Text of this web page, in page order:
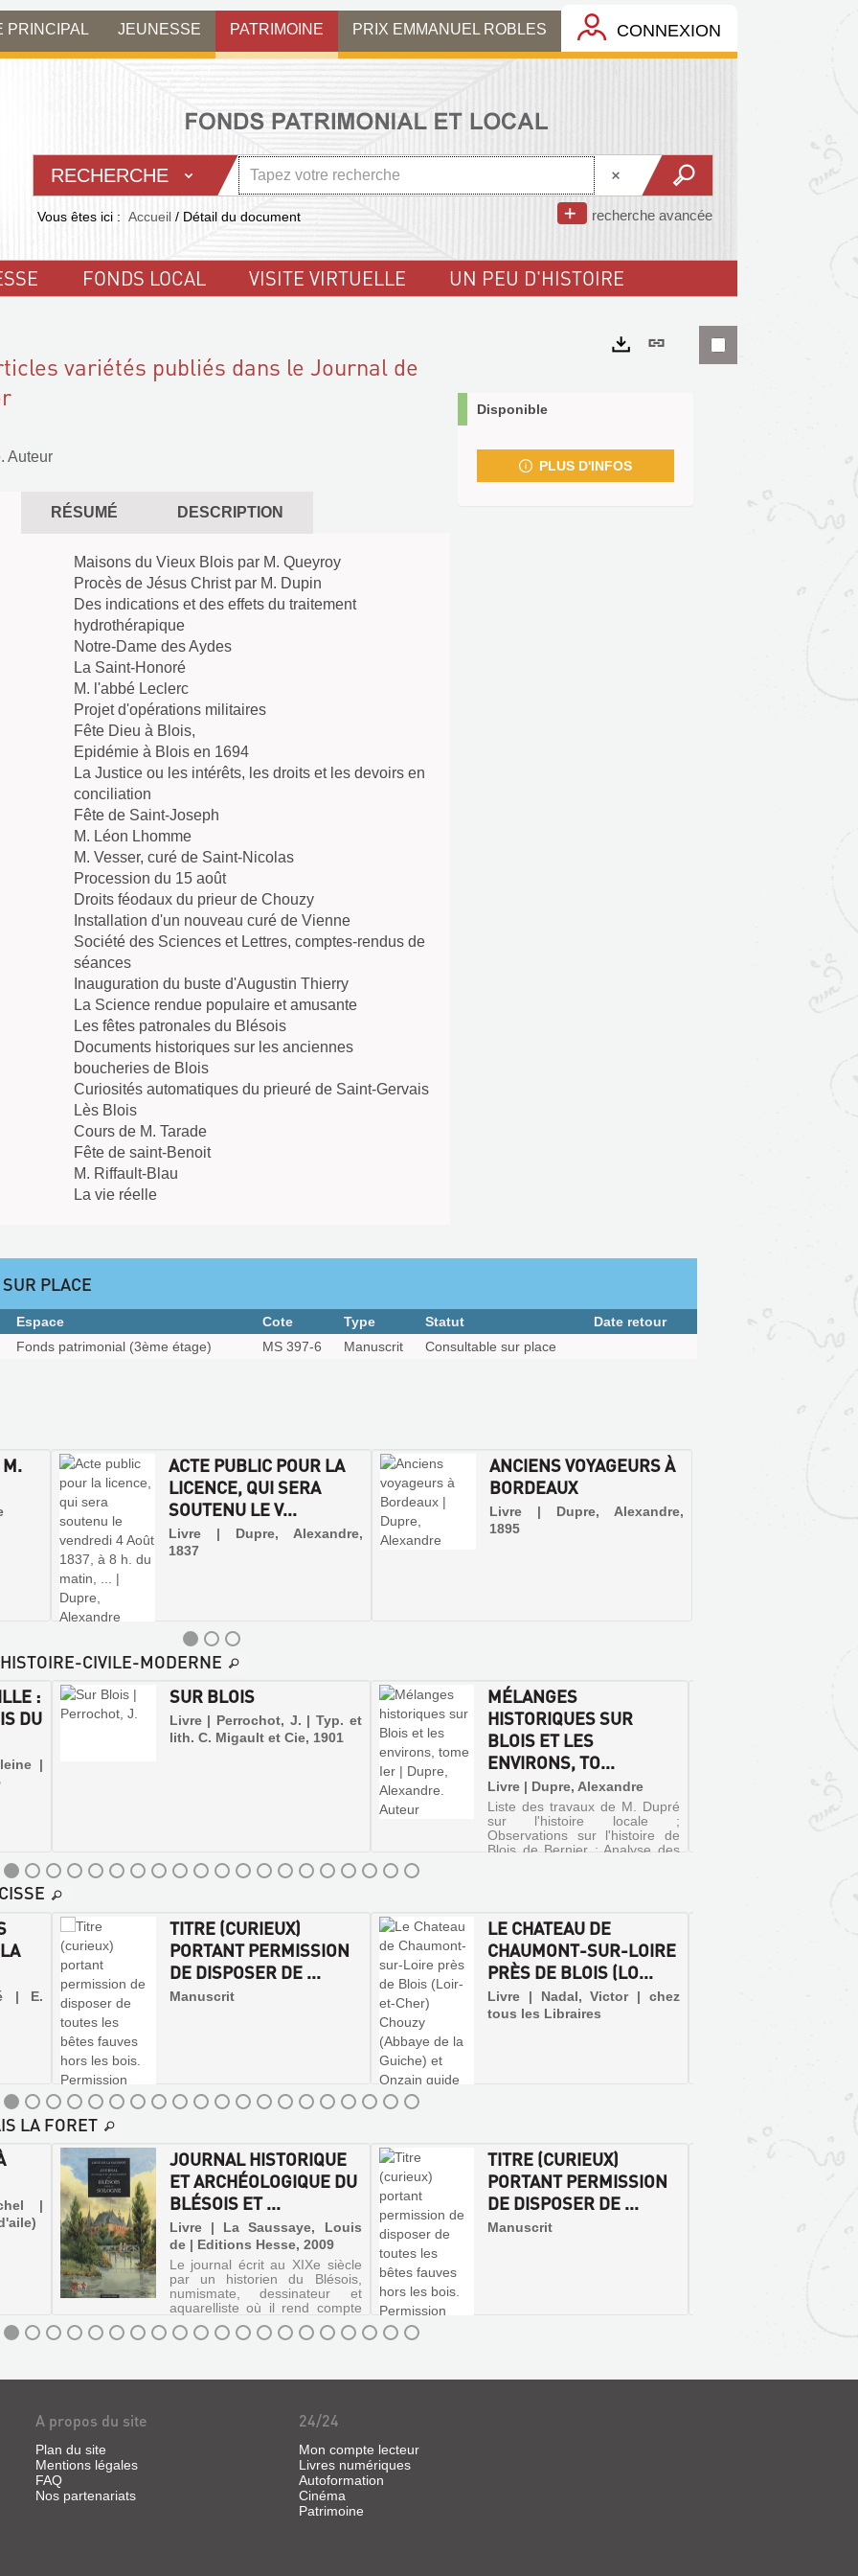
PRINCIPAL JEUNESSE PATRIMOINE PRIX EMMANUEL ROBLES CONNEXION
RECHERCHE
recherche avancée
Vous êtes ici : Accueil / Détail du document
FONDS LOCAL VISITE VIRTUELLE UN PEU D'HISTOIRE
variétés publiés dans le Journal de
Auteur
RÉSUMÉ DESCRIPTION
Maisons du Vieux Blois par M. Queyroy
Procès de Jésus Christ par M. Dupin
Des indications et des effets du traitement
hydrothérapique
Notre-Dame des Aydes
La Saint-Honoré
M. l'abbé Leclerc
Projet d'opérations militaires
Fête Dieu à Blois,
Epidémie à Blois en 1694
La Justice ou les intérêts, les droits et les devoirs en
conciliation
Fête de Saint-Joseph
M. Léon Lhomme
M. Vesser, curé de Saint-Nicolas
Procession du 15 août
Droits féodaux du prieur de Chouzy
Installation d'un nouveau curé de Vienne
Société des Sciences et Lettres, comptes-rendus de
séances
Inauguration du buste d'Augustin Thierry
La Science rendue populaire et amusante
Les fêtes patronales du Blésois
Documents historiques sur les anciennes
boucheries de Blois
Curiosités automatiques du prieuré de Saint-Gervais
Lès Blois
Cours de M. Tarade
Fête de saint-Benoit
M. Riffault-Blau
La vie réelle
Lien
Disponible
PLUS D'INFOS
PLACE
Espace Cote Type Statut
Date retour
Fonds patrimonial (3ème étage) MS 397-6 Manuscrit Consultable sur place
ACTE PUBLIC POUR LA
LICENCE, QUI SERA
SOUTENU LE V...
Livre | Dupre, Alexandre,
1837
ANCIENS VOYAGEURS À
BORDEAUX
Livre | Dupre, Alexandre,
1895
M.
CIVILE-MODERNE
SUR BLOIS
Livre | Perrochot, J. | Typ. et
lith. C. Migault et Cie, 1901
MÉLANGES
HISTORIQUES SUR
BLOIS ET LES
ENVIRONS, TO...
Livre | Dupre, Alexandre
Liste des travaux de M. Dupré
sur l'histoire locale ;
Observations sur l'histoire de
Blois de Bernier ; Analyse des
:
DU
|
TITRE (CURIEUX)
PORTANT PERMISSION
DE DISPOSER DE ...
Manuscrit
LE CHATEAU DE
CHAUMONT-SUR-LOIRE
PRÈS DE BLOIS (LO...
Livre | Nadal, Victor | chez
tous les Libraires
| E.
LA FORET
JOURNAL HISTORIQUE
ET ARCHÉOLOGIQUE DU
BLÉSOIS ET ...
Livre | La Saussaye, Louis
de | Editions Hesse, 2009
Le journal écrit au XIXe siècle
par un historien du Blésois,
numismate, dessinateur et
aquarelliste où il rend compte
de son voyage à travers cette
région de faits archéologiques,
TITRE (CURIEUX)
PORTANT PERMISSION
DE DISPOSER DE ...
Manuscrit
|
A propos du site
Plan du site
Mentions légales
FAQ
Nos partenariats
24/24
Mon compte lecteur
Livres numériques
Autoformation
Cinéma
Patrimoine